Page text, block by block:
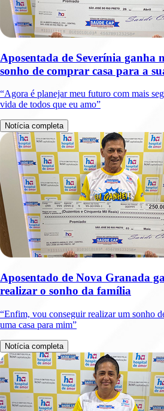
Aposentada de Severínia ganha
sonho de comprar casa para a
“Agora é planejar meu futuro com mais
vida de todos que eu amo”
Notícia completa
Aposentado de Nova Granada
realizar o sonho da família
“Enfim, vou conseguir realizar um sonho
uma casa para mim”
Notícia completa